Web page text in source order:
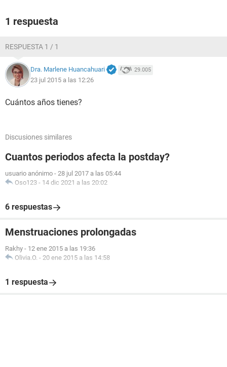
1 respuesta
RESPUESTA 1 / 1
Dra. Marlene Huancahuari 29.005
23 jul 2015 a las 12:26
Cuántos años tienes?
Discusiones similares
Cuantos periodos afecta la postday?
usuario anónimo - 28 jul 2017 a las 05:44
Oso123 - 14 dic 2021 a las 20:02
6 respuestas
Menstruaciones prolongadas
Rakhy - 12 ene 2015 a las 19:36
Olivia.O. - 20 ene 2015 a las 14:58
1 respuesta